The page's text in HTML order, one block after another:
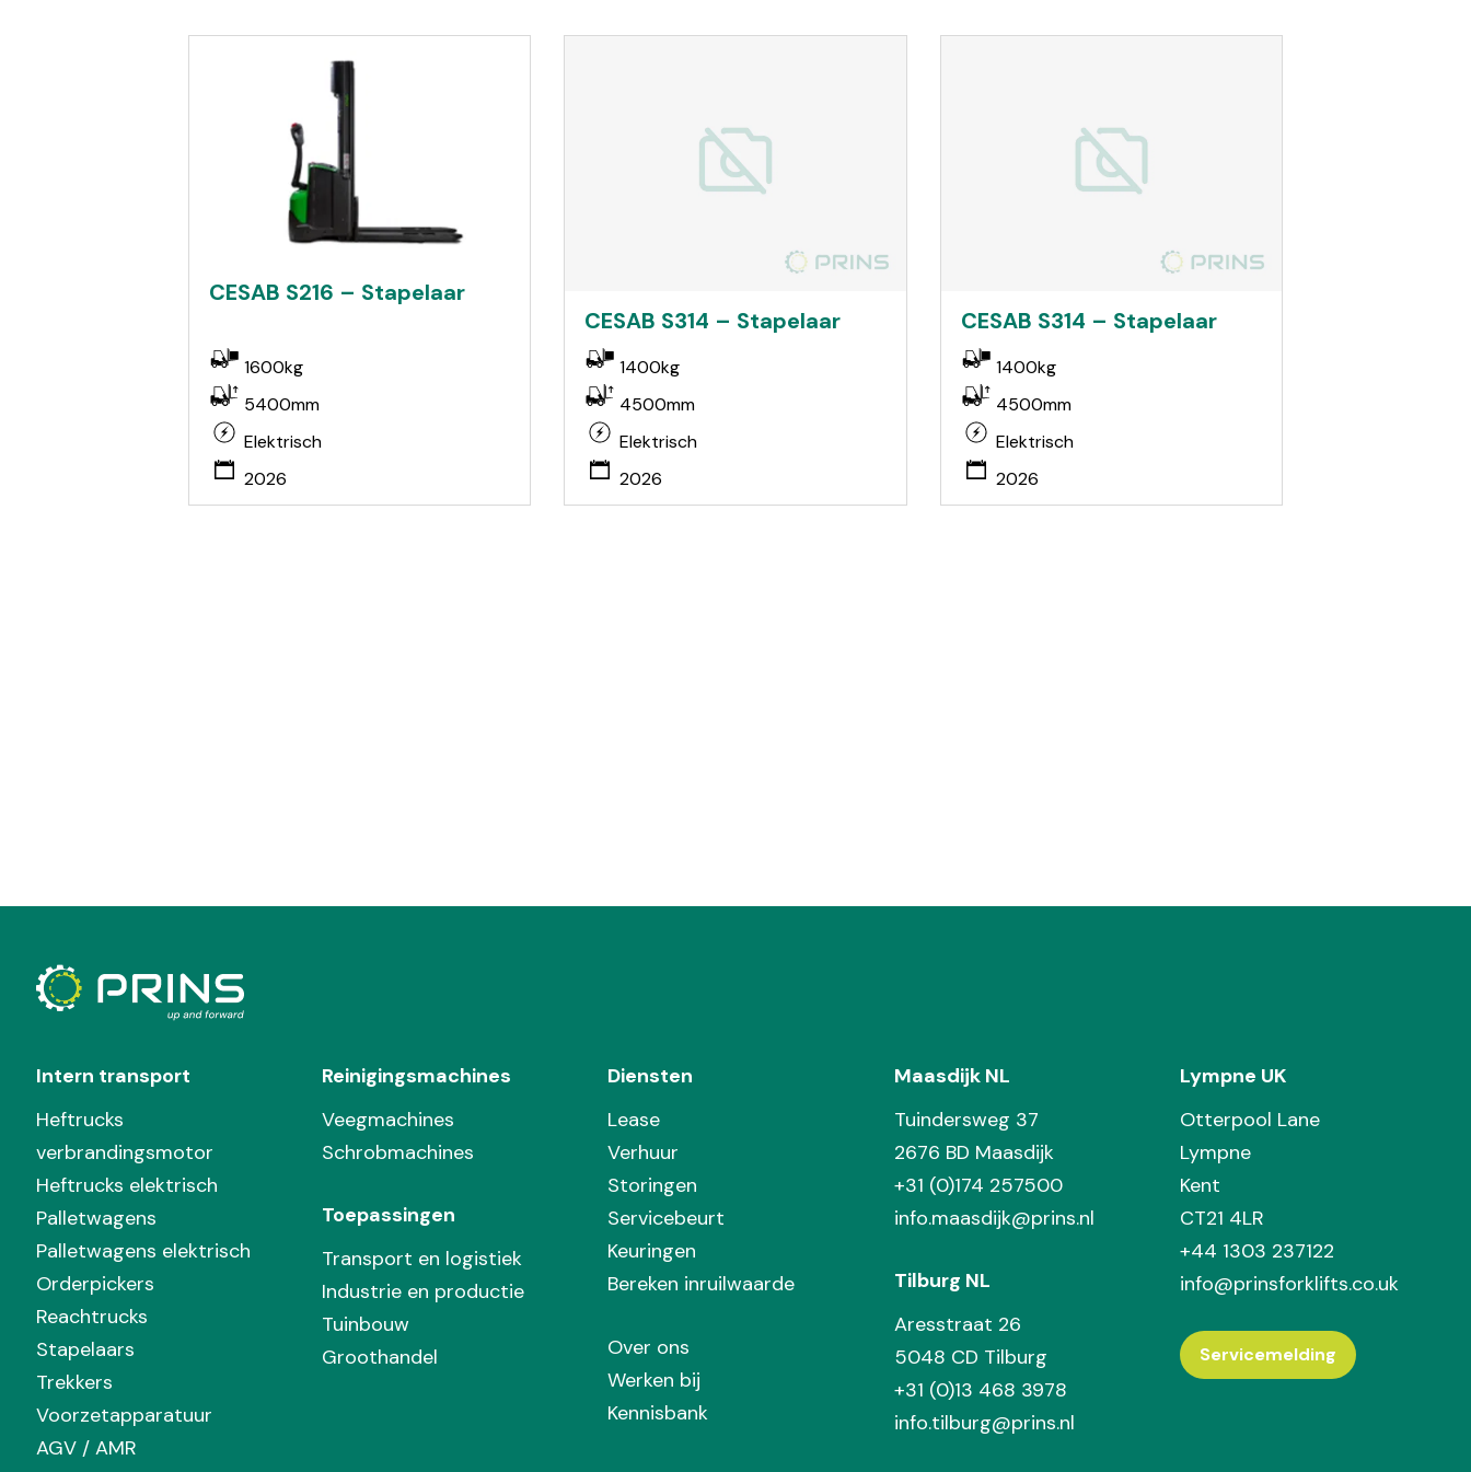
CESAB S216 – Stapelaar
1600kg
5400mm
Elektrisch
2026
CESAB S314 – Stapelaar
1400kg
4500mm
Elektrisch
2026
CESAB S314 – Stapelaar
1400kg
4500mm
Elektrisch
2026
Intern transport
Heftrucks
verbrandingsmotor
Heftrucks elektrisch
Palletwagens
Palletwagens elektrisch
Orderpickers
Reachtrucks
Stapelaars
Trekkers
Voorzetapparatuur
AGV / AMR
Reinigingsmachines
Veegmachines
Schrobmachines
Toepassingen
Transport en logistiek
Industrie en productie
Tuinbouw
Groothandel
Diensten
Lease
Verhuur
Storingen
Servicebeurt
Keuringen
Bereken inruilwaarde
Over ons
Werken bij
Kennisbank
Maasdijk NL
Tuindersweg 37
2676 BD Maasdijk
+31 (0)174 257500
info.maasdijk@prins.nl
Tilburg NL
Aresstraat 26
5048 CD Tilburg
+31 (0)13 468 3978
info.tilburg@prins.nl
Lympne UK
Otterpool Lane
Lympne
Kent
CT21 4LR
+44 1303 237122
info@prinsforklifts.co.uk
Servicemelding